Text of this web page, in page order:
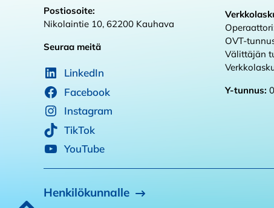
Postiosoite:
Nikolaintie 10, 62200 Kauhava
Seuraa meitä
LinkedIn
Facebook
Instagram
TikTok
YouTube
OVT-
Välittäjän
Y-tunnus:
Henkilökunnalle
Takaisin alkuun